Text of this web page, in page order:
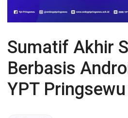
Sumatif Akhir
Berbasis
YPT Pringsewu